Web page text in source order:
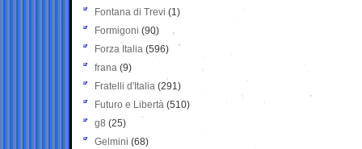
Fontana di Trevi (1)
Formigoni (90)
Forza Italia (596)
frana (9)
Fratelli d'Italia (291)
Futuro e Libertà (510)
g8 (25)
Gelmini (68)